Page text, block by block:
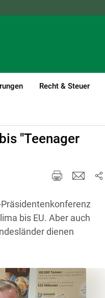
Recht & Steuer
"Teenager
bis EU. Aber auch
dienen